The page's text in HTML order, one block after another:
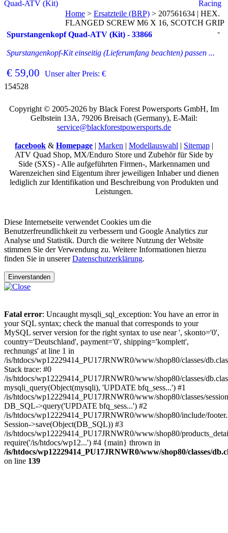
Spurstangenkopf Quad-ATV (Kit) - 33866
Spurstangenkopf-Kit einseitig (Lieferumfang beachten) passen ...
€ 59,00 Unser alter Preis: €
Home > Ersatzteile (BRP) > 207561634 | HEX.
FLANGED SCREW M6 X 16, SCOTCH GRIP
-
154528
Copyright © 2005-2026 by Black Forest Powersports GmbH, Im
Gelbstein 13A, 79206 Breisach (Germany), E-Mail:
service@blackforestpowersports.de
facebook & Homepage | Marken | Modellauswahl | Sitemap |
ATV Quad Shop, MX/Enduro Store und Zubehör für Side by
Side (SXS) - Alle aufgeführten Firmen-, Markennamen und
Warenzeichen sind Eigentum ihrer jeweiligen Inhaber und dienen
lediglich zur Identifikation und Beschreibung von Produkten und
Leistungen.
Diese Internetseite verwendet Cookies um die
Benutzerfreundlichkeit zu verbessern und Google Analytics zur
Analyse und Statistik. Durch die weitere Nutzung der Website
stimmen Sie der Verwendung zu. Weitere Informationen hierzu
finden Sie in unsererDatenschutzerklärung.
Einverstanden
Fatal error: Uncaught mysqli_sql_exception: You have an error in
your SQL syntax; check the manual that corresponds to your
MySQL server version for the right syntax to use near ', skonto='0',
country='Deutschland', payment='0', shipping='komplett',
rechnungs' at line 1 in
/is/htdocs/wp12229414_PU17JRNWR0/www/shop80/classes/
Stack trace: #0
/is/htdocs/wp12229414_PU17JRNWR0/www/shop80/classes/
mysqli_query(Object(mysqli), 'UPDATE bfq_sess...') #1
/is/htdocs/wp12229414_PU17JRNWR0/www/shop80/classes/
DB_SQL->query('UPDATE bfq_sess...') #2
/is/htdocs/wp12229414_PU17JRNWR0/www/shop80/include/
Session->save(Object(DB_SQL)) #3
/is/htdocs/wp12229414_PU17JRNWR0/www/shop80/
require('/is/htdocs/wp12...') #4 {main} thrown in
/is/htdocs/wp12229414_PU17JRNWR0/www/shop80/classes/
on line 139